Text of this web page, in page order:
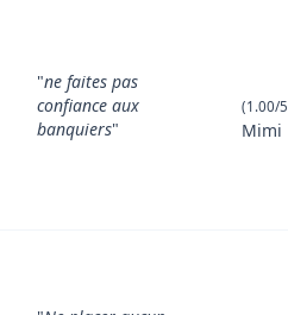
"ne faites pas
confiance aux
banquiers"
(1.00/
Mimi